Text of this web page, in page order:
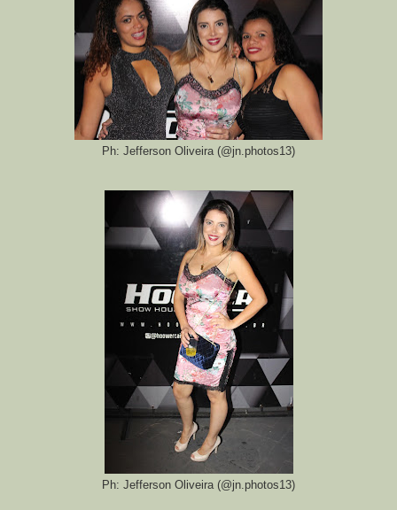
Ph: Jefferson Oliveira (@jn.photos13)
Ph: Jefferson Oliveira (@jn.photos13)